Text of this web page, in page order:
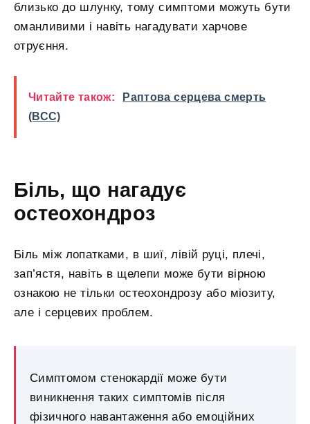
близько до шлунку, тому симптоми можуть бути
оманливими і навіть нагадувати харчове
отруєння.
Читайте також:
Раптова серцева смерть
(ВСС)
Біль, що нагадує
остеохондроз
Біль між лопатками, в шиї, лівій руці, плечі,
зап’ястя, навіть в щелепи може бути вірною
ознакою не тільки остеохондрозу або міозиту,
але і серцевих проблем.
Симптомом стенокардії може бути
виникнення таких симптомів після
фізичного навантаження або емоційних